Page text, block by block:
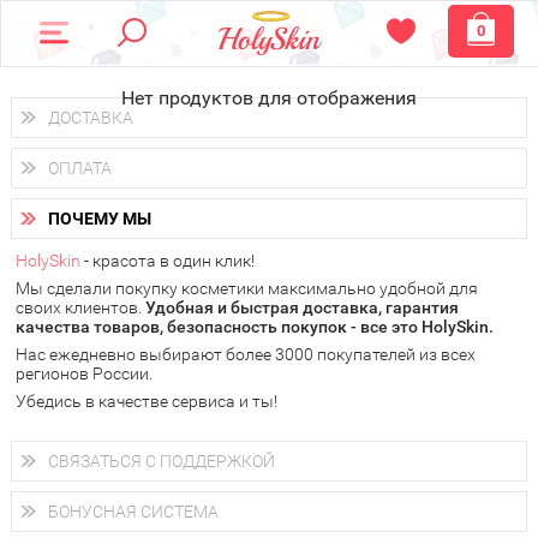
0
Нет продуктов для отображения
ДОСТАВКА
Доставка осуществляетсяпо всем городам России.
Вы можете выбрать доставку курьером, Почтой России или
получить заказ в пунктах выдачи PickPoint или пункте
самовывоза.
В 20 городах России доставка осуществляется ужена
следующий день.
у Вас всегда есть возможность получитьбесплатную
доставку от HolySkin.
подробнее об условиях доставки и оплаты в Вашем городе
ОПЛАТА
Вы можете оплатить свой заказ любым удобным способом:
наличными деньгами (
через интернет-банк (Альфа-банк, Сбербанк) и другими
электронными способами.
ПОЧЕМУ МЫ
HolySkin - красота в один клик!
Мы сделали покупку косметики максимально удобной для
своих клиентов. Удобная и быстрая доставка, гарантия
качества товаров, безопасность покупок - все это HolySkin.
Нас ежедневно выбирают более 3000 покупателей из всех
регионов России.
Убедись в качестве сервиса и ты!
СВЯЗАТЬСЯ С ПОДДЕРЖКОЙ
+7 (800) 707-24-55
Мы будем рады ответить на все Ваши вопросы по работе
магазина, проконсультировать по товарам, рассказать о
БОНУСНАЯ СИСТЕМА